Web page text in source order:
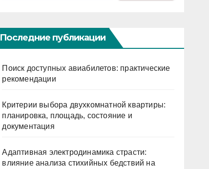
Последние публикации
Поиск доступных авиабилетов: практические
рекомендации
Критерии выбора двухкомнатной квартиры:
планировка, площадь, состояние и
документация
Адаптивная электродинамика страсти:
влияние анализа стихийных бедствий на